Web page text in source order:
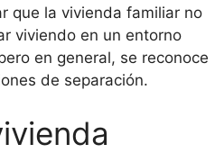
que la vivienda familiar no
viviendo en un entorno
en general, se reconoce
de separación.